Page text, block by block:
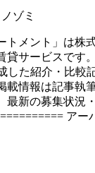
ゾミ
トメント」は株
貸サービスです
した紹介・比較
載情報は記事執
最新の募集状況
アー